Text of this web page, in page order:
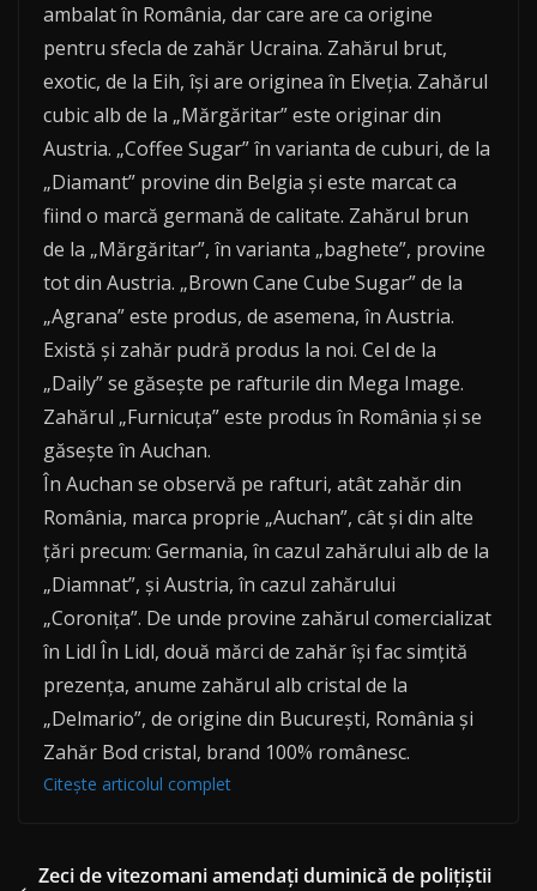
ambalat în România, dar care are ca origine
pentru sfecla de zahăr Ucraina. Zahărul brut,
exotic, de la Eih, își are originea în Elveția. Zahărul
cubic alb de la „Mărgăritar” este originar din
Austria. „Coffee Sugar” în varianta de cuburi, de la
„Diamant” provine din Belgia și este marcat ca
fiind o marcă germană de calitate. Zahărul brun
de la „Mărgăritar”, în varianta „baghete”, provine
tot din Austria. „Brown Cane Cube Sugar” de la
„Agrana” este produs, de asemena, în Austria.
Există și zahăr pudră produs la noi. Cel de la
„Daily” se găsește pe rafturile din Mega Image.
Zahărul „Furnicuța” este produs în România și se
găsește în Auchan.
În Auchan se observă pe rafturi, atât zahăr din
România, marca proprie „Auchan”, cât și din alte
țări precum: Germania, în cazul zahărului alb de la
„Diamnat”, și Austria, în cazul zahărului
„Coronița”. De unde provine zahărul comercializat
în Lidl În Lidl, două mărci de zahăr își fac simțită
prezența, anume zahărul alb cristal de la
„Delmario”, de origine din București, România și
Zahăr Bod cristal, brand 100% românesc.
Citește articolul complet
Zeci de vitezomani amendați duminică de polițiștii